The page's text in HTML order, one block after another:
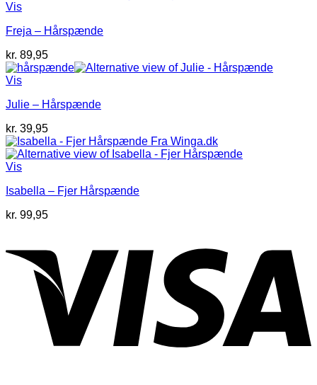
Vis
Freja – Hårspænde
kr. 89,95
Vis
Julie – Hårspænde
kr. 39,95
Vis
Isabella – Fjer Hårspænde
kr. 99,95